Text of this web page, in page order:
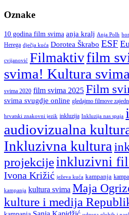
Oznake
10 godina film svima anja kralj Anja Polh
Herega dječja kuća Dorotea Škrabo ESF
cvijanović Filmaktivfilm
svima! Kultura
svima 2020 film svima 2025 Film
svima svugdje online gledajmo filmove
hrvatski znakovni jezik inkluzija Inkluzija nas spaja
audiovizualna
Inkluzivna kultura
projekcijeinkluzivni
Ivona Križić ježeva kuća kampanja
kampanja kultura svima Maja
kulture i medija